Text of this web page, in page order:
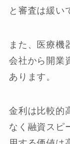
と審査は緩い
また、医療機
会社から開業
あります。
金利は比較的
なく融資スピ